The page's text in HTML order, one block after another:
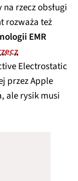
,
USA-Chiny.
komponent
Ale
ma jeszcze
dla
cieńszą
będzie